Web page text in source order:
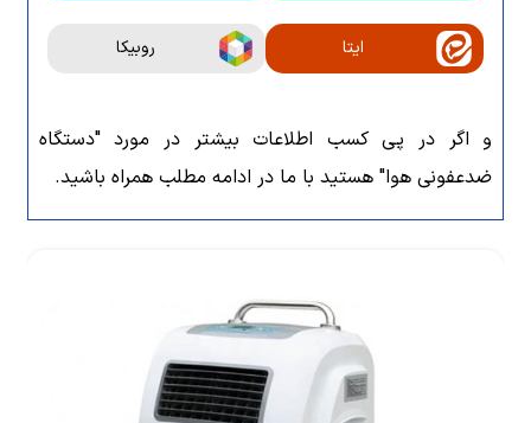
ایتا روبیکا
و اگر در پی کسب اطلاعات بیشتر در مورد "دستگاه
ضدعفونی هوا" هستید با ما در ادامه مطلب همراه باشید.